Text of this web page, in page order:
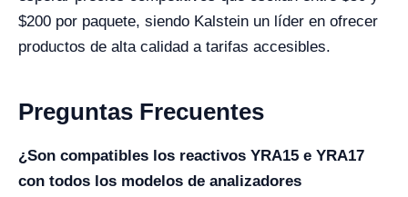
$200 por paquete, siendo Kalstein un líder en ofrecer
productos de alta calidad a tarifas accesibles.
Preguntas Frecuentes
¿Son compatibles los reactivos YRA15 e YRA17
con todos los modelos de analizadores